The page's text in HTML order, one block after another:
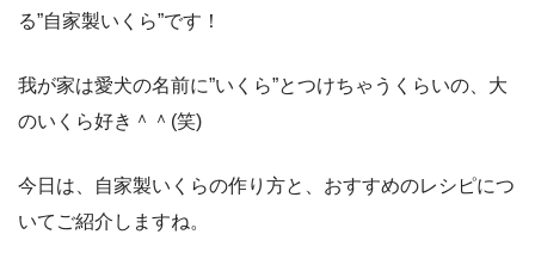
る”自家製いくら”です！
我が家は愛犬の名前に”いくら”とつけちゃうくらいの、大
のいくら好き＾＾(笑)
今日は、自家製いくらの作り方と、おすすめのレシピにつ
いてご紹介しますね。